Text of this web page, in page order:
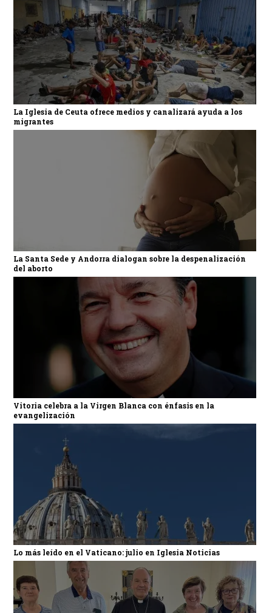
La Iglesia de Ceuta ofrece medios y canalizará ayuda a los
migrantes
La Santa Sede y Andorra dialogan sobre la despenalización
del aborto
Vitoria celebra a la Virgen Blanca con énfasis en la
evangelización
Lo más leído en el Vaticano: julio en Iglesia Noticias